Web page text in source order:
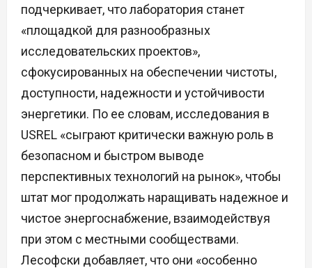
подчеркивает, что лаборатория станет
«площадкой для разнообразных
исследовательских проектов»,
сфокусированных на обеспечении чистоты,
доступности, надежности и устойчивости
энергетики. По ее словам, исследования в
USREL «сыграют критически важную роль в
безопасном и быстром выводе
перспективных технологий на рынок», чтобы
штат мог продолжать наращивать надежное и
чистое энергоснабжение, взаимодействуя
при этом с местными сообществами.
Лесофски добавляет, что они «особенно